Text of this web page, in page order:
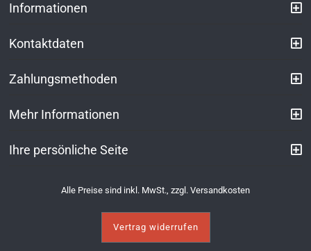
Informationen
Kontaktdaten
Zahlungsmethoden
Mehr Informationen
Ihre persönliche Seite
Alle Preise sind inkl. MwSt., zzgl. Versandkosten
Vertrag widerrufen